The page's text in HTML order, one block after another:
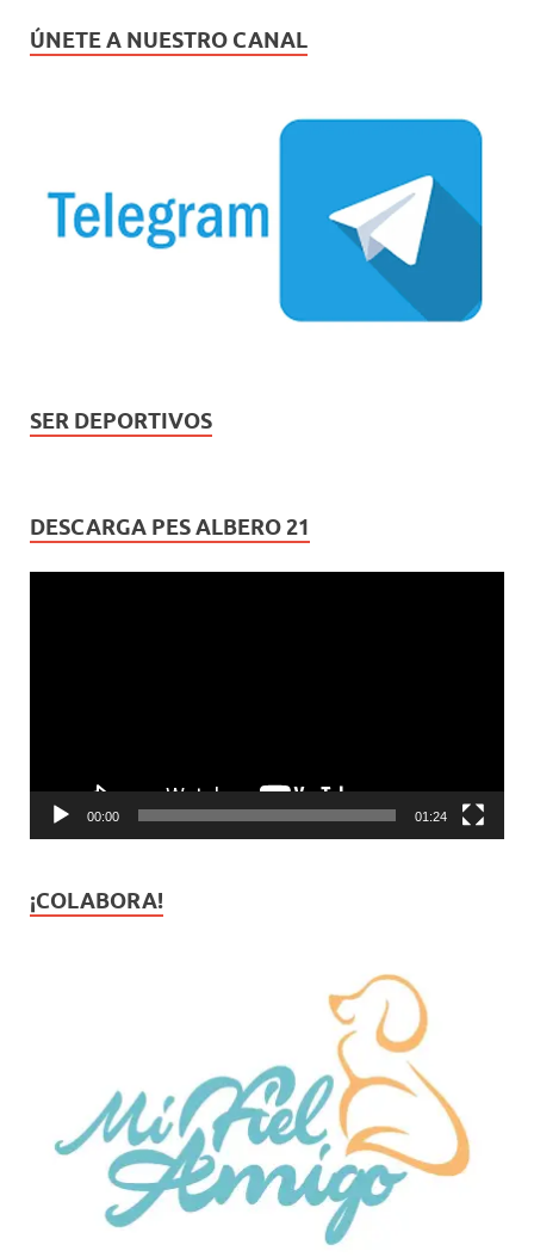
ÚNETE A NUESTRO CANAL
SER DEPORTIVOS
DESCARGA PES ALBERO 21
00:00 01:24
¡COLABORA!